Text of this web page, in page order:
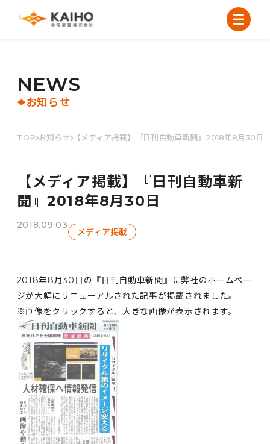
NEWS
お知らせ
TOP お知らせ 【メディア掲載】『日刊自動車新聞』2018年8月30日
【メディア掲載】『日刊自動車新
聞』2018年8月30日
2018.09.03
メディア掲載
2018年8月30日の『日刊自動車新聞』に弊社のホームペー
ジが大幅にリニューアルされた記事が掲載されました。
※画像をクリックすると、大きな画像が表示されます。